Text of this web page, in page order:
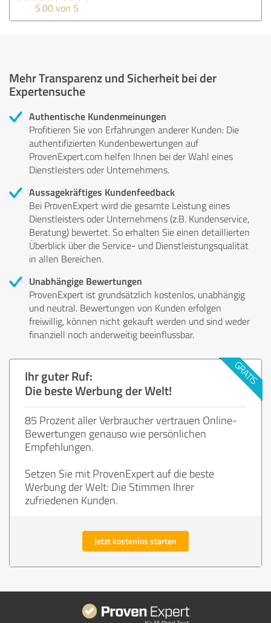
5.00 von 5
Mehr Transparenz und Sicherheit bei der
Expertensuche
Authentische Kundenmeinungen
Profitieren Sie von Erfahrungen anderer Kunden: Die
authentifizierten Kundenbewertungen auf
ProvenExpert.com helfen Ihnen bei der Wahl eines
Dienstleisters oder Unternehmens.
Aussagekräftiges Kundenfeedback
Bei ProvenExpert wird die gesamte Leistung eines
Dienstleisters oder Unternehmens (z.B. Kundenservice,
Beratung) bewertet. So erhalten Sie einen detaillierten
Überblick über die Service- und Dienstleistungsqualität
in allen Bereichen.
Unabhängige Bewertungen
ProvenExpert ist grundsätzlich kostenlos, unabhängig
und neutral. Bewertungen von Kunden erfolgen
freiwillig, können nicht gekauft werden und sind weder
finanziell noch anderweitig beeinflussbar.
Ihr guter Ruf:
Die beste Werbung der Welt!
85 Prozent aller Verbraucher vertrauen Online-
Bewertungen genauso wie persönlichen
Empfehlungen.
Setzen Sie mit ProvenExpert auf die beste
Werbung der Welt: Die Stimmen Ihrer
zufriedenen Kunden.
Jetzt kostenlos starten